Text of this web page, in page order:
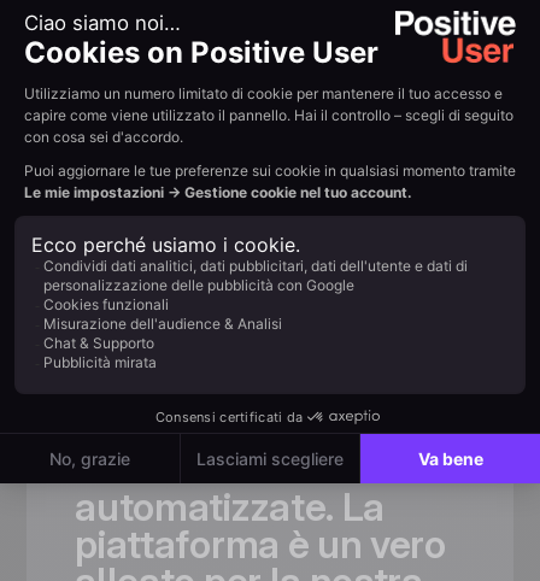
Scelto dai team in rapida
crescita
«Grazie aPositive
User, abbiamo
aumentato
significativamente
numerodiclienti e
semplificato
comunicazione.
attivitàcheprima
richiedevanotempo
ora sonostate
automatizzate. La
piattaforma è un vero